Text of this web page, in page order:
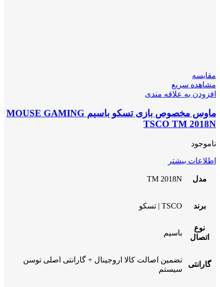
مقایسه
مشاهده سریع
افزودن به علاقه مندی
ماوس مخصوص بازی تسکو باسیم MOUSE GAMING
TSCO TM 2018N
ناموجود
اطلاعات بیشتر
مدل TM 2018N
برند TSCO | تسکو
نوع
اتصال
باسیم
گارانتی
تضمین اصالت کالا اروجینال + گارانتی اصلی توسن
سیستم